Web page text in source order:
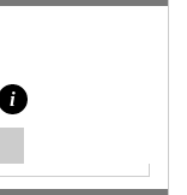
i